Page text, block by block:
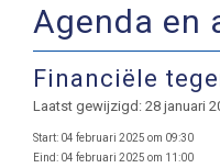
Agenda en
Financiële
Laatst gewijzigd: 28 januari
Start: 04 februari 2025 om 09:30
Eind: 04 februari 2025 om 11:00